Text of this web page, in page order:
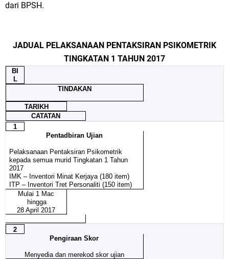
dari BPSH.
JADUAL PELAKSANAAN PENTAKSIRAN PSIKOMETRIK
TINGKATAN 1 TAHUN 2017
BI
L
TINDAKAN
TARIKH
CATATAN
1
Pentadbiran Ujian
Pelaksanaan Pentaksiran Psikometrik
kepada semua murid Tingkatan 1 Tahun
2017
IMK – Inventori Minat Kerjaya (180 item)
ITP – Inventori Tret Personaliti (150 item)
Mulai 1 Mac
hingga
28 April 2017
2
Pengiraan Skor
Menyedia dan merekod skor ujian